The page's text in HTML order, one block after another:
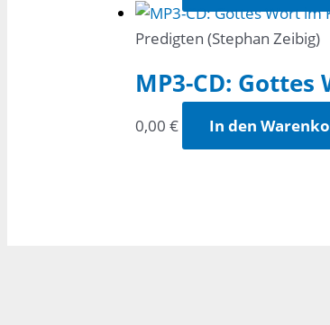
Predigten (Stephan Zeibig)
MP3-CD:
0,00 € In den